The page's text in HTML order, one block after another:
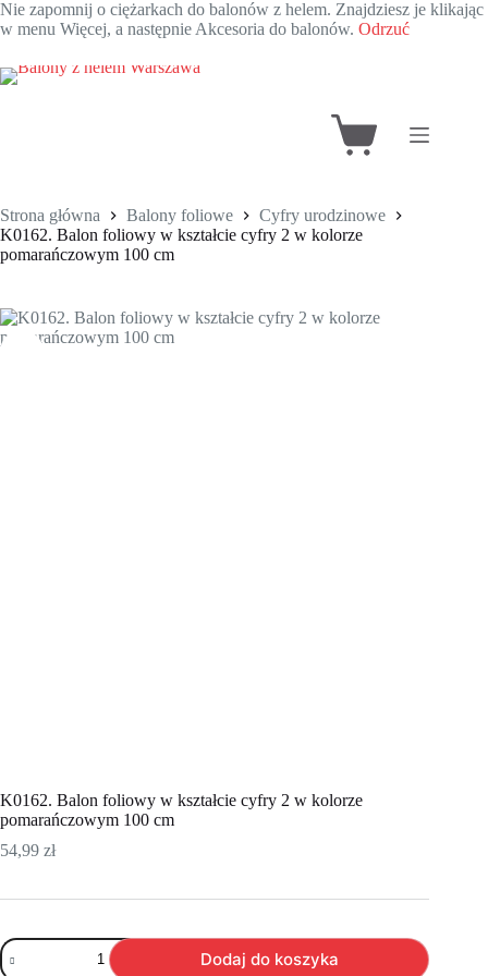
Nie zapomnij o ciężarkach do balonów z helem. Znajdziesz je klikając
w menu Więcej, a następnie Akcesoria do balonów. Odrzuć
Przejdź
Koszyk
Strona główna Balony foliowe
Cyfry urodzinowe
K0162. Balon foliowy w kształcie cyfry 2 w kolorze
pomarańczowym 100 cm
K0162. Balon foliowy w kształcie cyfry 2 w kolorze
pomarańczowym 100 cm
54,99 zł
ilość
K0162.
Dodaj do koszyka